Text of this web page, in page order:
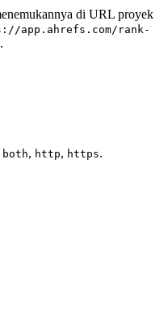
di URL proyek
app.ahrefs.com/rank-
.
both, http, https.